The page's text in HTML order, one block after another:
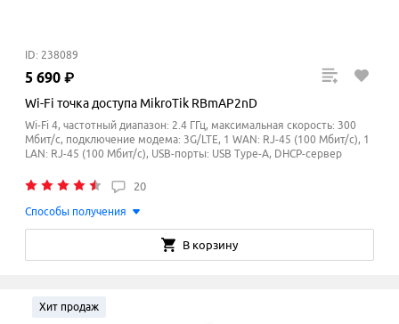
ID: 238089
5 690 ₽
Wi-Fi точка доступа MikroTik RBmAP2nD
Wi-Fi 4, частотный диапазон: 2.4 ГГц, максимальная скорость: 300
Мбит/с, подключение модема: 3G/LTE, 1 WAN: RJ-45 (100 Мбит/с), 1
LAN: RJ-45 (100 Мбит/с), USB-порты: USB Type-A, DHCP-сервер
20
Способы получения
В корзину
Хит продаж